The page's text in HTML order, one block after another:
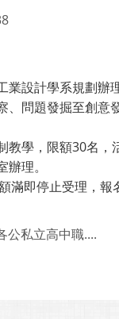
設計學系規劃辦
問題發掘至創意
學，限額30名，
理。
滿即停止受理，報
公私立高中職....